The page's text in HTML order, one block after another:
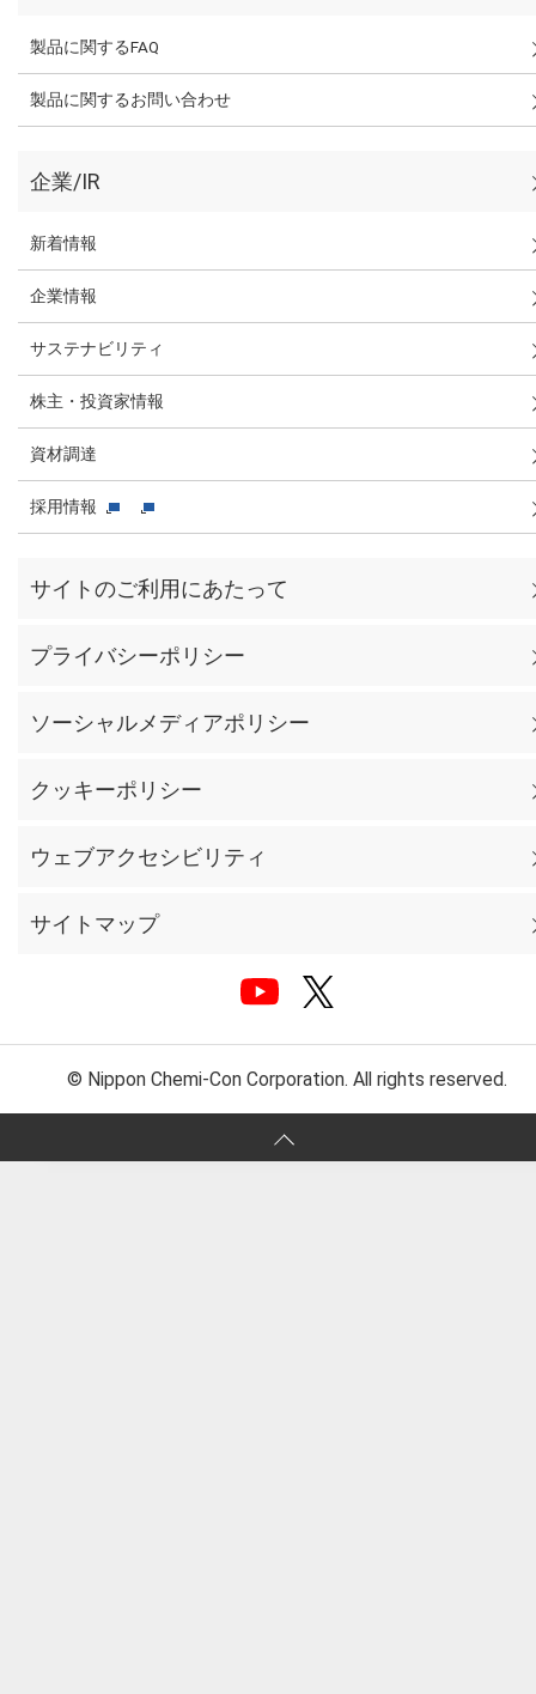
製品に関するFAQ
製品に関するお問い合わせ
企業/IR
新着情報
企業情報
サステナビリティ
株主・投資家情報
資材調達
採用情報
サイトのご利用にあたって
プライバシーポリシー
ソーシャルメディアポリシー
クッキーポリシー
ウェブアクセシビリティ
サイトマップ
© Nippon Chemi-Con Corporation. All rights reserved.